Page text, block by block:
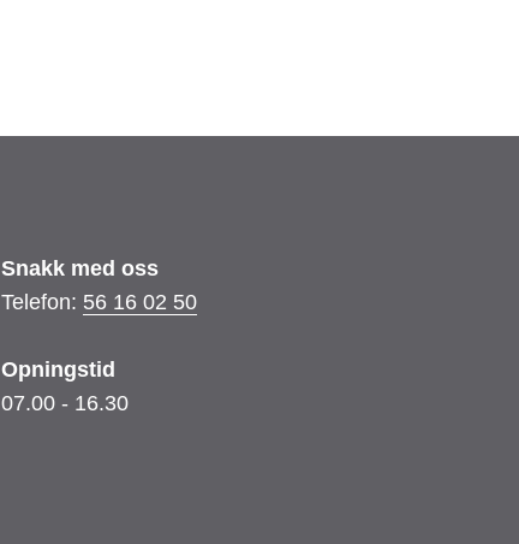
Snakk med oss
Telefon: 56 16 02 50
Opningstid
07.00 - 16.30